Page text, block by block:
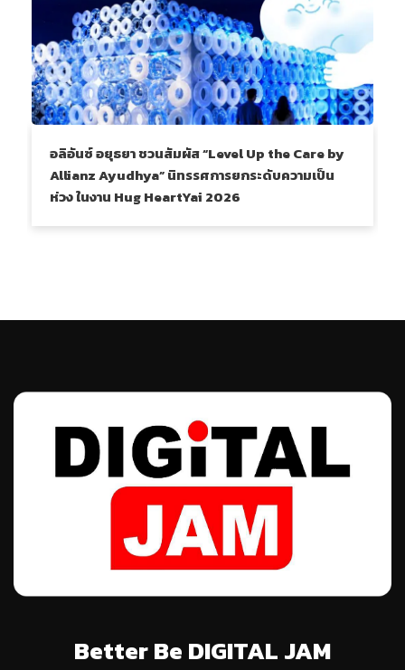
อลิอันซ์ อยุธยา ชวนสัมผัส “Level Up the Care by
Allianz Ayudhya” นิทรรศการยกระดับความเป็น
ห่วง ในงาน Hug HeartYai 2026
Better Be DIGITAL JAM